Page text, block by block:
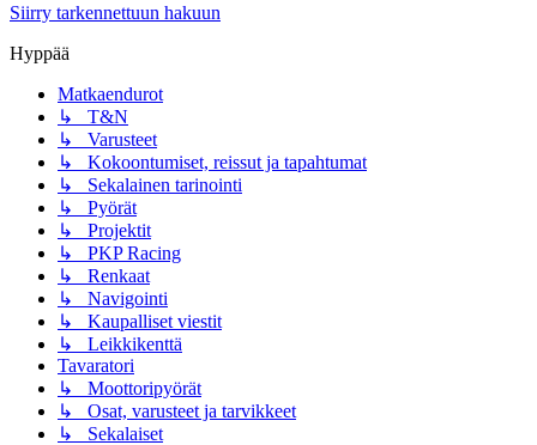
Siirry tarkennettuun hakuun
Hyppää
Matkaendurot
↳ T&N
↳ Varusteet
↳ Kokoontumiset, reissut ja tapahtumat
↳ Sekalainen tarinointi
↳ Pyörät
↳ Projektit
↳ PKP Racing
↳ Renkaat
↳ Navigointi
↳ Kaupalliset viestit
↳ Leikkikenttä
Tavaratori
↳ Moottoripyörät
↳ Osat, varusteet ja tarvikkeet
↳ Sekalaiset